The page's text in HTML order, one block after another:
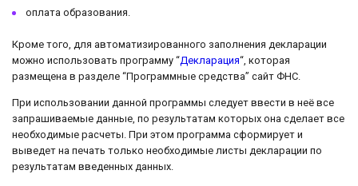
оплата образования.
Кроме того, для автоматизированного заполнения декларации
можно использовать программу “Декларация“, которая
размещена в разделе “Программные средства” сайт ФНС.
При использовании данной программы следует ввести в неё все
запрашиваемые данные, по результатам которых она сделает все
необходимые расчеты. При этом программа сформирует и
выведет на печать только необходимые листы декларации по
результатам введенных данных.